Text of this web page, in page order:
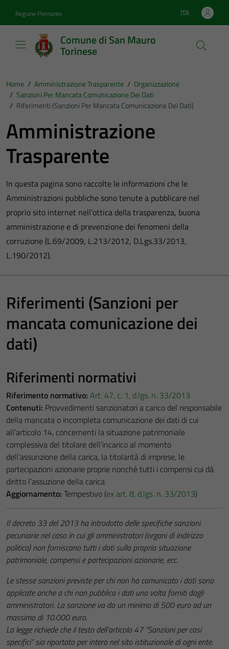
Regione Piemonte Lingua attiva:
ITA
Comune di San Mauro
Torinese
Home / Amministrazione Trasparente / Organizzazione
/ Sanzioni Per Mancata Comunicazione Dei Dati
/ Riferimenti (Sanzioni Per Mancata Comunicazione Dei Dati)
Amministrazione
Trasparente
In questa pagina sono raccolte le informazioni che le
Amministrazioni pubbliche sono tenute a pubblicare nel
proprio sito internet nell’ottica della trasparenza, buona
amministrazione e di prevenzione dei fenomeni della
corruzione (L.69/2009, L.213/2012, D.Lgs.33/2013,
L.190/2012).
Riferimenti (Sanzioni per
mancata comunicazione dei
dati)
Riferimenti normativi
Riferimento normativo: Art. 47, c. 1, d.lgs. n. 33/2013
Contenuti: Provvedimenti sanzionatori a carico del responsabile
della mancata o incompleta comunicazione dei dati di cui
all’articolo 14, concernenti la situazione patrimoniale
complessiva del titolare dell’incarico al momento
dell’assunzione della carica, la titolarità di imprese, le
partecipazioni azionarie proprie nonchè tutti i compensi cui dà
diritto l’assuzione della carica
Aggiornamento: Tempestivo (ex art. 8, d.lgs. n. 33/2013)
Il decreto 33 del 2013 ha introdotto delle specifiche sanzioni
pecuniarie nel caso in cui gli amministratori (organi di indirizzo
politico) non forniscano tutti i dati sulla propria situazione
patrimoniale, compensi e partecipazioni azionarie, ecc.
Le stesse sanzioni previste per chi non ha comunicato i dati sono
applicate anche a chi non pubblica i dati una volta forniti dagli
amministratori. La sanzione va da un minimo di 500 euro ad un
massimo di 10.000 euro.
La legge richiede che il testo dell’articolo 47 “Sanzioni per casi
specifici” sia riportato per intero nel sito istituzionale di ogni ente.